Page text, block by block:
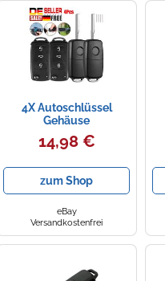
4X Autoschlüssel
Gehäuse
Klappschlüssel 3Tasten
Ersatz für VW Skoda
14,98 €
zum Shop
eBay
Versandkostenfrei